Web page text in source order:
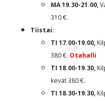
MA 19.30-21.00,
310 €.
Tiistai:
TI 17.00-19.00,
380 €. Otahalli
TI 18.00-19.30,
kevät 380 €.
TI 18.30-19.30,